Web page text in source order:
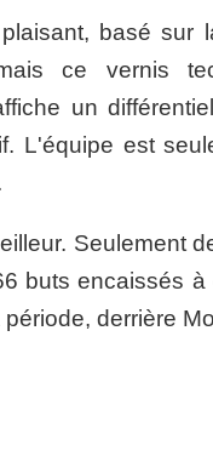
basé sur
ce vernis
un
L'équipe est
Seulement
buts encaissés
derrière